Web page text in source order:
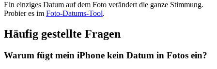
Ein einziges Datum auf dem Foto verändert die ganze Stimmung.
Probier es im Foto-Datums-Tool.
Häufig gestellte Fragen
Warum fügt mein iPhone kein Datum in Fotos ein?